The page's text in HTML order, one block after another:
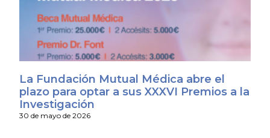
La Fundación Mutual Médica abre el
plazo para optar a sus XXXVI Premios a la
Investigación
30 de mayo de 2026